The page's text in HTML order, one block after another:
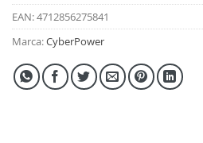
EAN:4712856275841
Marca:CyberPower